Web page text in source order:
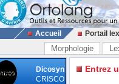
Accueil Portail
Morphologie
Dicosyn
CRISCO
Entrez